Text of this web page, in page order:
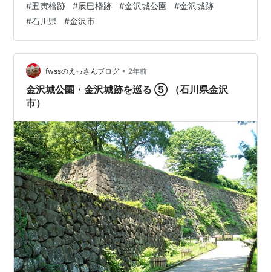
跡（石川県金沢市） 2021年7月 ランキング参加中旅行 ラ
ンキング参加中写真・カメラ
#丑寅櫓跡 #辰巳櫓跡 #金沢城公園 #金沢城跡
#石川県 #金沢市
fwssのえっさんブログ • 2年前
金沢城公園・金沢城跡を巡る ⑤ （石川県金沢
市）